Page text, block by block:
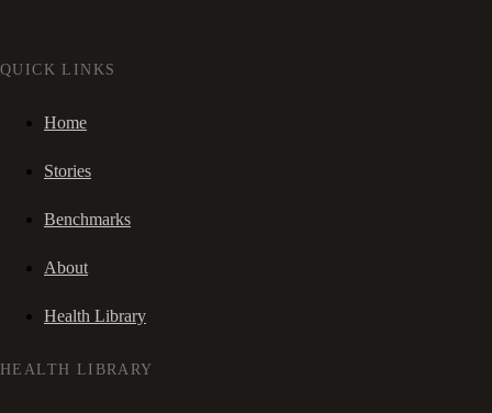
QUICK LINKS
Home
Stories
Benchmarks
About
Health Library
HEALTH LIBRARY